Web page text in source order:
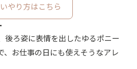
やり方はこちら
後ろ姿に表情を出したゆるポニー
、お仕事の日にも使えそうなアレ